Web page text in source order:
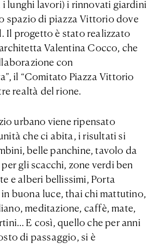
lunghi lavori) i rinnovati giardini
spazio di piazza Vittorio dove
Il progetto è stato realizzato
Valentina Cocco, che
con
il “Comitato Piazza Vittorio
realtà del rione.
urbano viene ripensato
che ci abita, i risultati si
belle panchine, tavolo da
gli scacchi, zone verdi ben
e alberi bellissimi, Porta
buona luce, thai chi mattutino,
meditazione, caffè, mate,
E così, quello che per anni
di passaggio, si è